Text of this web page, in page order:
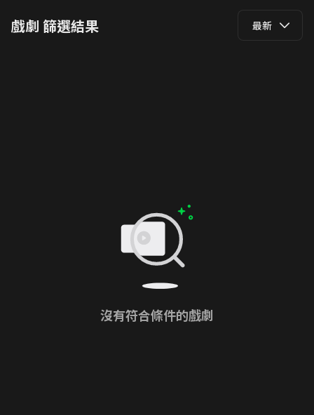
戲劇 篩選結果 最新
沒有符合條件的戲劇